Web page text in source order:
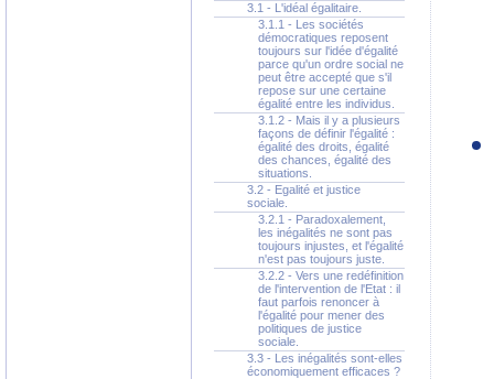
3.1 - L'idéal égalitaire.
3.1.1 - Les sociétés
démocratiques reposent
toujours sur l'idée d'égalité
parce qu'un ordre social ne
peut être accepté que s'il
repose sur une certaine
égalité entre les individus.
3.1.2 - Mais il y a plusieurs
façons de définir l'égalité :
égalité des droits, égalité
des chances, égalité des
situations.
3.2 - Egalité et justice
sociale.
3.2.1 - Paradoxalement,
les inégalités ne sont pas
toujours injustes, et l'égalité
n'est pas toujours juste.
3.2.2 - Vers une redéfinition
de l'intervention de l'Etat : il
faut parfois renoncer à
l'égalité pour mener des
politiques de justice
sociale.
3.3 - Les inégalités sont-elles
économiquement efficaces ?